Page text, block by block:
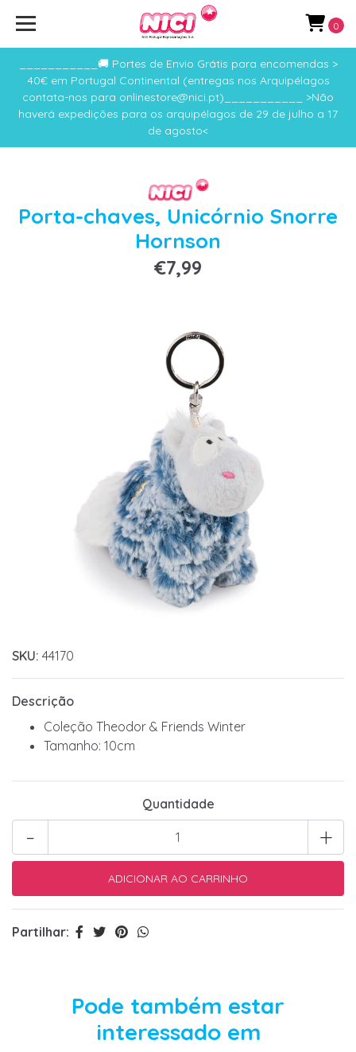
___________🚚 Portes de Envio Grátis para encomendas >
40€ em Portugal Continental (entregas nos Arquipélagos
contata-nos para onlinestore@nici.pt)___________ >Não
haverá expedições para os arquipélagos de 29 de julho a 17
de agosto<
0
Porta-chaves, Unicórnio Snorre
Hornson
€7,99
SKU: 44170
Descrição
Coleção Theodor & Friends Winter
Tamanho: 10cm
Quantidade
+
-
Partilhar:
Pode também estar
interessado em